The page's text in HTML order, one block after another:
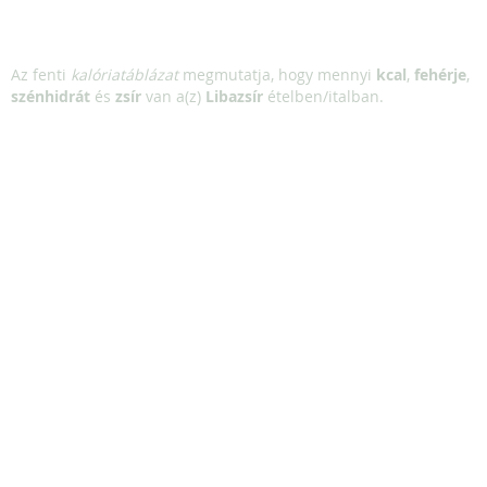
Az fenti kalóriatáblázatmegmutatja, hogy mennyi kcal, fehérje,
szénhidrát és zsír van a(z) Libazsír ételben/italban.